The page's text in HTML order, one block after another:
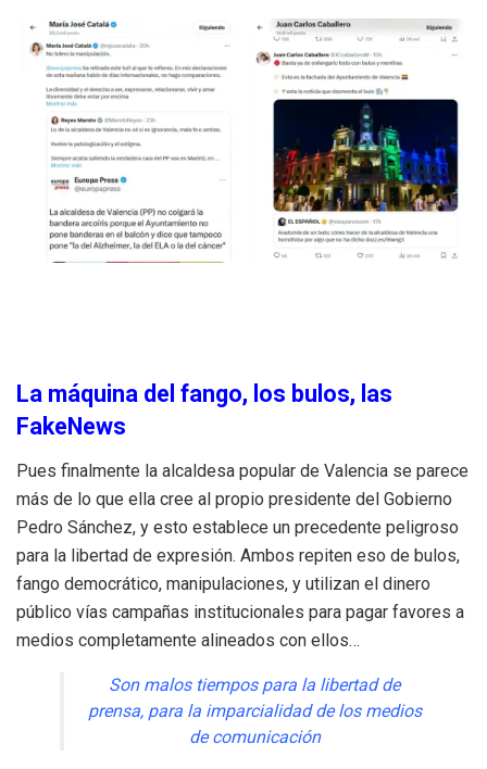
La máquina del fango, los bulos, las
FakeNews
Pues finalmente la alcaldesa popular de Valencia se parece
más de lo que ella cree al propio presidente del Gobierno
Pedro Sánchez, y esto establece un precedente peligroso
para la libertad de expresión. Ambos repiten eso de bulos,
fango democrático, manipulaciones, y utilizan el dinero
público vías campañas institucionales para pagar favores a
medios completamente alineados con ellos…
Son malos tiempos para la libertad de
prensa, para la imparcialidad de los medios
de comunicación